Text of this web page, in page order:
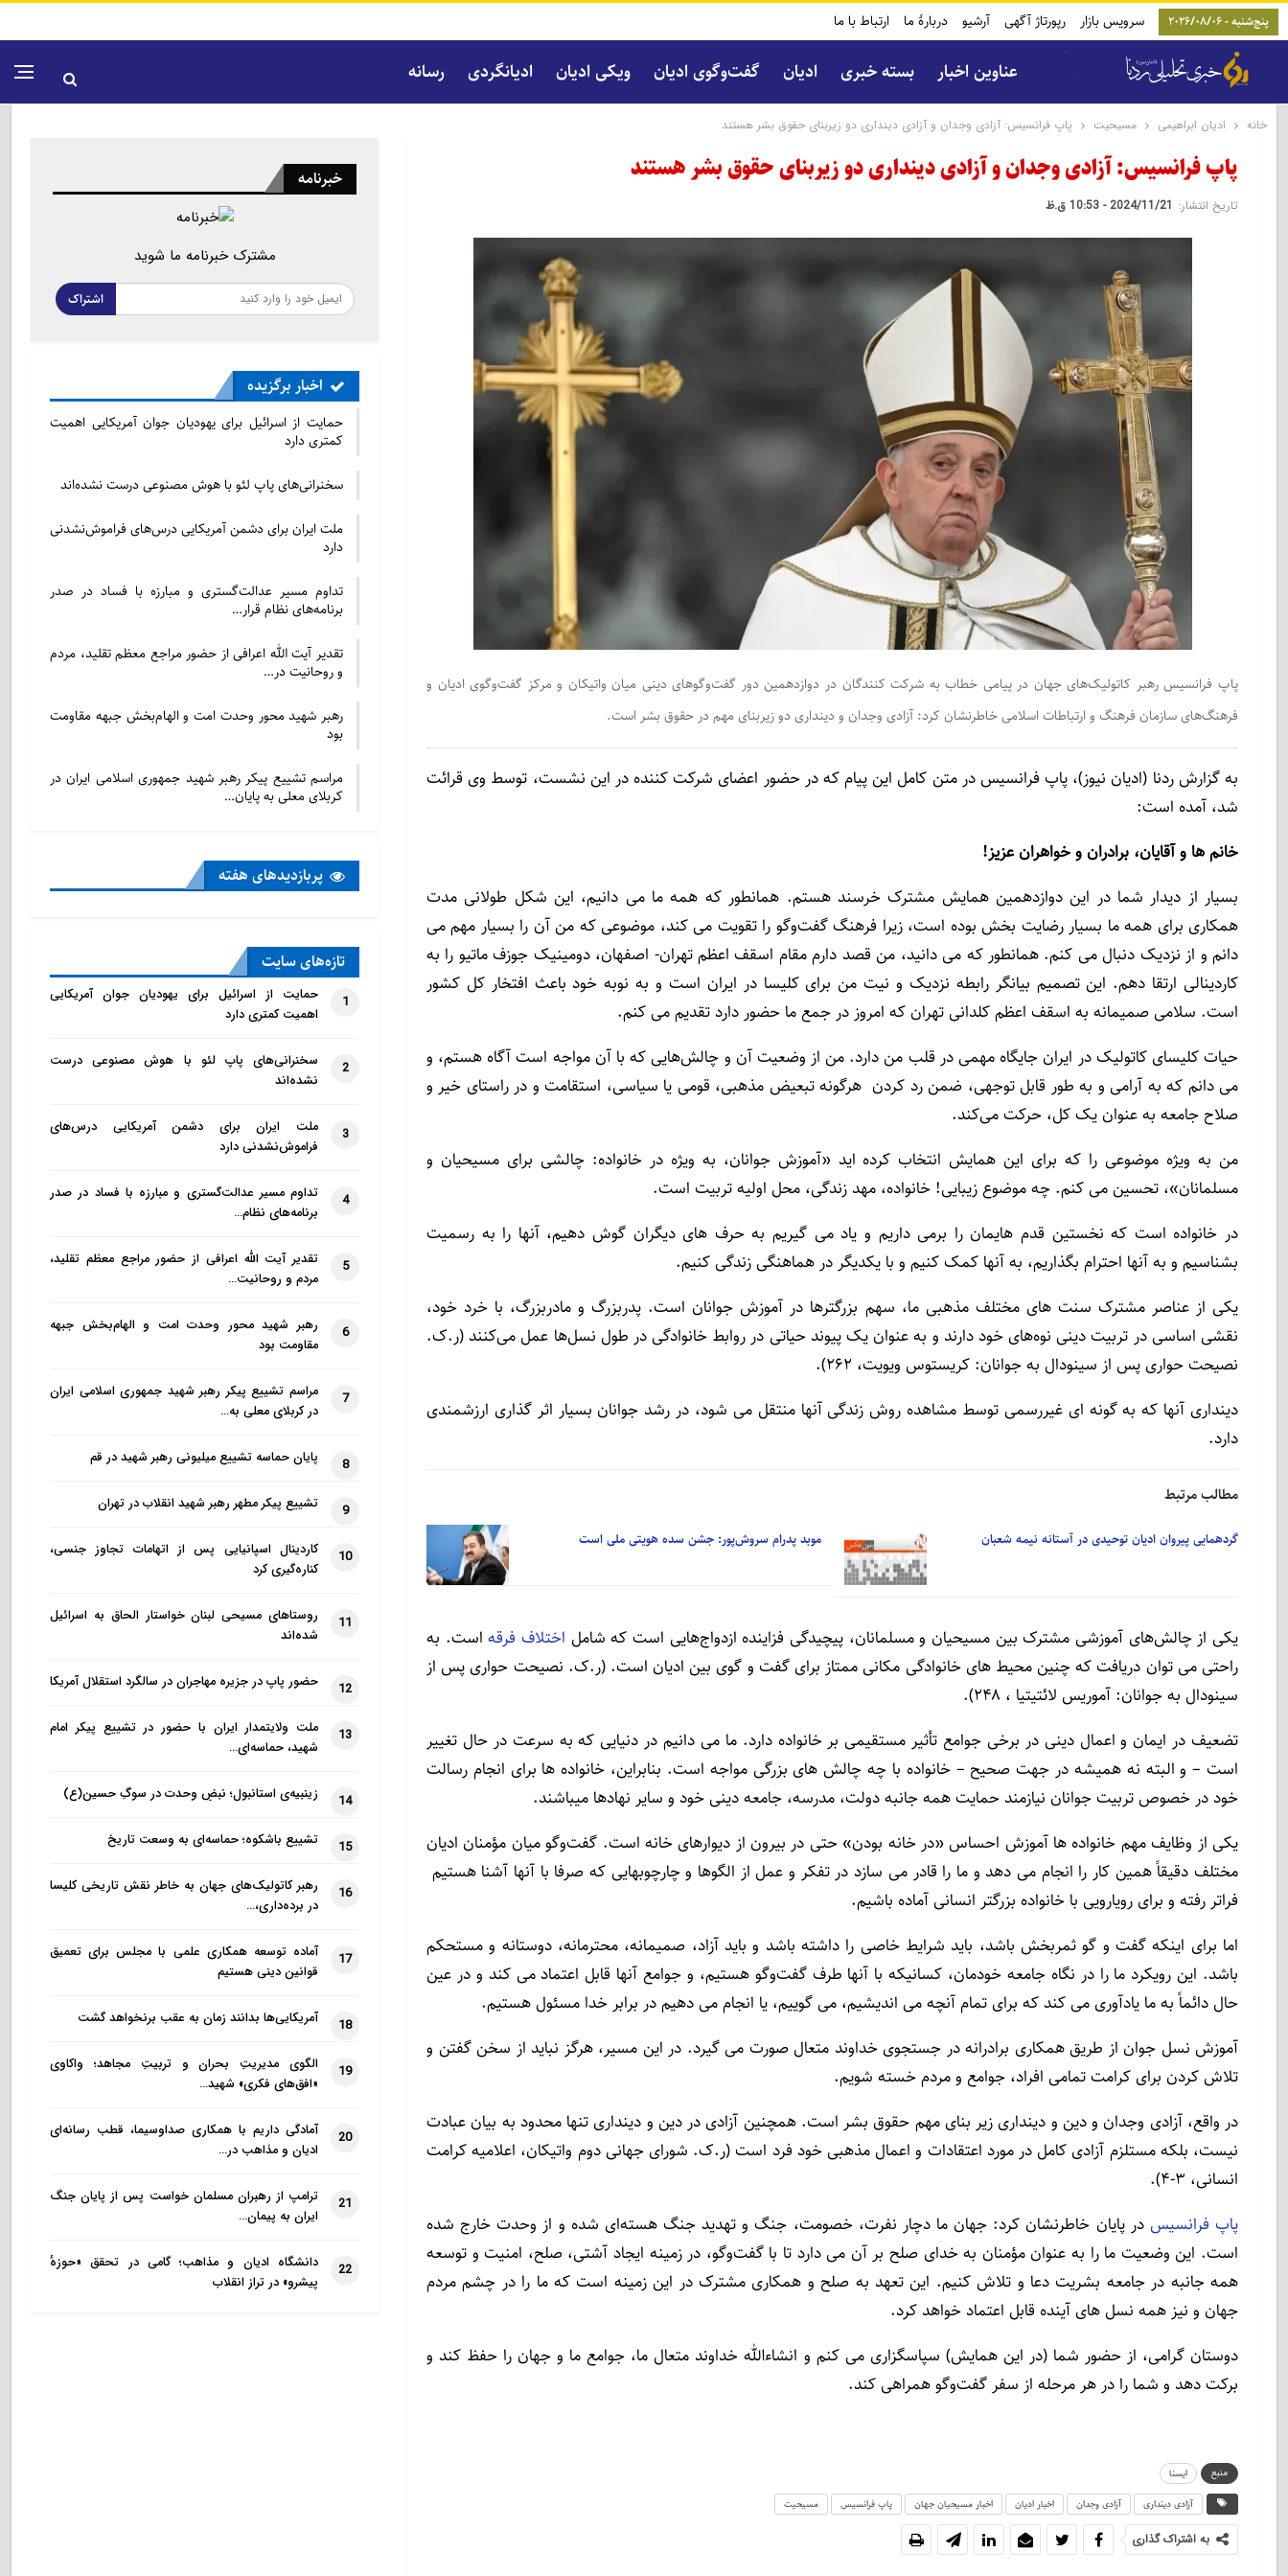
پنج‌شنبه - 2026/08/06 سرویس بازار رپورتاژ آگهی آرشیو دربارۀ ما ارتباط با ما
عناوین اخبار بسته خبری ادیان گفت‌و‌گوی ادیان ویکی ادیان ادیانگردی رسانه
خانه ادیان ابراهیمی مسیحیت پاپ فرانسیس: آزادی وجدان و آزادی دینداری دو زیربنای حقوق بشر هستند
پاپ فرانسیس: آزادی وجدان و آزادی دینداری دو زیربنای حقوق بشر هستند
تاریخ انتشار: 2024/11/21 - 10:53 ق.ظ
پاپ فرانسیس رهبر کاتولیک‌های جهان در پیامی خطاب به شرکت کنندگان در دوازدهمین دور گفت‌وگوهای دینی میان واتیکان و مرکز گفت‌وگوی ادیان و
فرهنگ‌های سازمان فرهنگ و ارتباطات اسلامی خاطرنشان کرد: آزادی وجدان و دینداری دو زیربنای مهم در حقوق بشر است.
به گزارش ردنا (ادیان نیوز)، پاپ فرانسیس در متن کامل این پیام که در حضور اعضای شرکت کننده در این نشست، توسط وی قرائت
شد، آمده است:
خانم ها و آقایان، برادران و خواهران عزیز!
بسیار از دیدار شما در این دوازدهمین همایش مشترک خرسند هستم. همانطور که همه ما می دانیم، این شکل طولانی مدت
همکاری برای همه ما بسیار رضایت بخش بوده است، زیرا فرهنگ گفت‌وگو را تقویت می کند، موضوعی که من آن را بسیار مهم می
دانم و از نزدیک دنبال می کنم. همانطور که می دانید، من قصد دارم مقام اسقف اعظم تهران- اصفهان، دومینیک جوزف ماتیو را به
کاردینالی ارتقا دهم. این تصمیم بیانگر رابطه نزدیک و نیت من برای کلیسا در ایران است و به نوبه خود باعث افتخار کل کشور
است. سلامی صمیمانه به اسقف اعظم کلدانی تهران که امروز در جمع ما حضور دارد تقدیم می کنم.
حیات کلیسای کاتولیک در ایران جایگاه مهمی در قلب من دارد. من از وضعیت آن و چالش‌هایی که با آن مواجه است آگاه هستم، و
می دانم که به آرامی و به طور قابل توجهی، ضمن رد کردن هرگونه تبعیض‌ مذهبی، قومی یا سیاسی، استقامت و در راستای خیر و
صلاح جامعه به عنوان یک کل، حرکت می‌کند.
من به ویژه موضوعی را که برای این همایش انتخاب کرده اید «آموزش جوانان، به ویژه در خانواده: چالشی برای مسیحیان و
مسلمانان»، تحسین می کنم. چه موضوع زیبایی! خانواده، مهد زندگی، محل اولیه تربیت است.
در خانواده است که نخستین قدم هایمان را برمی داریم و یاد می گیریم به حرف های دیگران گوش دهیم، آنها را به رسمیت
بشناسیم و به آنها احترام بگذاریم، به آنها کمک کنیم و با یکدیگر در هماهنگی زندگی کنیم.
یکی از عناصر مشترک سنت های مختلف مذهبی ما، سهم بزرگترها در آموزش جوانان است. پدربزرگ و مادربزرگ، با خرد خود،
نقشی اساسی در تربیت دینی نوه‌های خود دارند و به عنوان یک پیوند حیاتی در روابط خانوادگی در طول نسل‌ها عمل می‌کنند (ر.ک.
نصیحت حواری پس از سینودال به جوانان: کریستوس ویویت، ۲۶۲).
دینداری آنها که به گونه ای غیررسمی توسط مشاهده روش زندگی آنها منتقل می شود، در رشد جوانان بسیار اثر گذاری ارزشمندی
دارد.
مطالب مرتبط
گردهمایی پیروان ادیان توحیدی در آستانه نیمه شعبان موبد پدرام سروش‌پور: جشن سده هویتی ملی است
یکی از چالش‌های آموزشی مشترک بین مسیحیان و مسلمانان، پیچیدگی فزاینده ازدواج‌هایی است که شامل اختلاف فرقهاست. به
راحتی می توان دریافت که چنین محیط های خانوادگی مکانی ممتاز برای گفت و گوی بین ادیان است. (ر.ک. نصیحت حواری پس از
سینودال به جوانان: آموریس لائتیتیا ، ۲۴۸).
تضعیف در ایمان و اعمال دینی در برخی جوامع تأثیر مستقیمی بر خانواده دارد. ما می دانیم در دنیایی که به سرعت در حال تغییر
است – و البته نه همیشه در جهت صحیح – خانواده با چه چالش های بزرگی مواجه است. بنابراین، خانواده ها برای انجام رسالت
خود در خصوص تربیت جوانان نیازمند حمایت همه جانبه دولت، مدرسه، جامعه دینی خود و سایر نهادها میباشند.
یکی از وظایف مهم خانواده ها آموزش احساس «در خانه بودن» حتی در بیرون از دیوارهای خانه است. گفت‌وگو میان مؤمنان ادیان
مختلف دقیقاً همین کار را انجام می دهد و ما را قادر می سازد در تفکر و عمل از الگوها و چارچوبهایی که صرفا با آنها آشنا هستیم
فراتر رفته و برای رویارویی با خانواده بزرگتر انسانی آماده باشیم.
اما برای اینکه گفت و گو ثمربخش باشد، باید شرایط خاصی را داشته باشد و باید آزاد، صمیمانه، محترمانه، دوستانه و مستحکم
باشد. این رویکرد ما را در نگاه جامعه خودمان، کسانیکه با آنها طرف گفت‌وگو هستیم، و جوامع آنها قابل اعتماد می کند و در عین
حال دائماً به ما یادآوری می کند که برای تمام آنچه می اندیشیم، می گوییم، یا انجام می دهیم در برابر خدا مسئول هستیم.
آموزش نسل جوان از طریق همکاری برادرانه در جستجوی خداوند متعال صورت می گیرد. در این مسیر، هرگز نباید از سخن گفتن و
تلاش کردن برای کرامت تمامی افراد، جوامع و مردم خسته شویم.
در واقع، آزادی وجدان و دین و دینداری زیر بنای مهم حقوق بشر است. همچنین آزادی در دین و دینداری تنها محدود به بیان عبادت
نیست، بلکه مستلزم آزادی کامل در مورد اعتقادات و اعمال مذهبی خود فرد است (ر.ک. شورای جهانی دوم واتیکان، اعلامیه کرامت
انسانی، ۳-۴).
پاپ فرانسیس در پایان خاطرنشان کرد: جهان ما دچار نفرت، خصومت، جنگ و تهدید جنگ هسته‌ای شده و از وحدت خارج شده
است. این وضعیت ما را به عنوان مؤمنان به خدای صلح بر آن می دارد تا با گفت‌وگو، در زمینه ایجاد آشتی، صلح، امنیت و توسعه
همه جانبه در جامعه بشریت دعا و تلاش کنیم. این تعهد به صلح و همکاری مشترک در این زمینه است که ما را در چشم مردم
جهان و نیز همه نسل های آینده قابل اعتماد خواهد کرد.
دوستان گرامی، از حضور شما (در این همایش) سپاسگزاری می کنم و انشاءالله خداوند متعال ما، جوامع ما و جهان را حفظ کند و
برکت دهد و شما را در هر مرحله از سفر گفت‌وگو همراهی کند.
منبع
ایسنا
آزادی دینداری
آزادی وجدان اخبار ادیان اخبار مسیحیان جهان پاپ فرانسیس مسیحیت
به اشتراک گذاری
خبرنامه
مشترک خبرنامه ما شوید
اشتراک
اخبار برگزیده
حمایت از اسرائیل برای یهودیان جوان آمریکایی اهمیت
کمتری دارد
سخنرانی‌های پاپ لئو با هوش مصنوعی درست نشده‌اند
ملت ایران برای دشمن آمریکایی درس‌های فراموش‌نشدنی
دارد
تداوم مسیر عدالت‌گستری و مبارزه با فساد در صدر
برنامه‌های نظام قرار…
تقدیر آیت الله اعرافی از حضور مراجع معظم تقلید، مردم
و روحانیت در…
رهبر شهید محور وحدت امت و الهام‌بخش جبهه مقاومت
بود
مراسم تشییع پیکر رهبر شهید جمهوری اسلامی ایران در
کربلای معلی به پایان…
پربازدید‌های هفته
تازه‌‌های سایت
1
حمایت از اسرائیل برای یهودیان جوان آمریکایی
اهمیت کمتری دارد
2
سخنرانی‌های پاپ لئو با هوش مصنوعی درست
نشده‌اند
3
ملت ایران برای دشمن آمریکایی درس‌های
فراموش‌نشدنی دارد
4
تداوم مسیر عدالت‌گستری و مبارزه با فساد در صدر
برنامه‌های نظام…
5
تقدیر آیت الله اعرافی از حضور مراجع معظم تقلید،
مردم و روحانیت…
6
رهبر شهید محور وحدت امت و الهام‌بخش جبهه
مقاومت بود
7
مراسم تشییع پیکر رهبر شهید جمهوری اسلامی ایران
در کربلای معلی به…
8 پایان حماسه تشییع میلیونی رهبر شهید در قم
9 تشییع پیکر مطهر رهبر شهید انقلاب در تهران
10
کاردینال اسپانیایی پس از اتهامات تجاوز جنسی،
کناره‌گیری کرد
11
روستاهای مسیحی لبنان خواستار الحاق به اسرائیل
شده‌اند
12 حضور پاپ در جزیره مهاجران در سالگرد استقلال آمریکا
13
ملت ولایتمدار ایران با حضور در تشییع پیکر امام
شهید، حماسه‌ای…
14 زینبیه‌ی استانبول؛ نبضِ وحدت در سوگِ حسین(ع)
15 تشییع باشکوه؛ حماسه‌ای به وسعت تاریخ
16
رهبر کاتولیک‌های جهان به خاطر نقش تاریخی کلیسا
در برده‌داری،…
17
آماده توسعه همکاری علمی با مجلس برای تعمیق
قوانین دینی هستیم
18 آمریکایی‌ها بدانند زمان به عقب برنخواهد گشت
19
الگوی مدیریتِ بحران و تربیتِ مجاهد؛ واکاوی
«افق‌های فکری» شهید…
20
آمادگی داریم با همکاری صداوسیما، قطب رسانه‌ای
ادیان و مذاهب در…
21
ترامپ از رهبران مسلمان خواست پس از پایان جنگ
ایران به پیمان…
22
دانشگاه ادیان و مذاهب؛ گامی در تحقق «حوزهٔ
پیشرو» در تراز انقلاب